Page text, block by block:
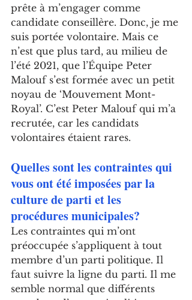
prête à m’engager comme
candidate conseillère. Donc, je me
suis portée volontaire. Mais ce
n’est que plus tard, au milieu de
l’été 2021, que l’Équipe Peter
Malouf s’est formée avec un petit
noyau de ‘Mouvement Mont-
Royal’. C’est Peter Malouf qui m’a
recrutée, car les candidats
volontaires étaient rares.
Quelles sont les contraintes qui
vous ont été imposées par la
culture de parti et les
procédures municipales?
Les contraintes qui m’ont
préoccupée s’appliquent à tout
membre d’un parti politique. Il
faut suivre la ligne du parti. Il me
semble normal que différents